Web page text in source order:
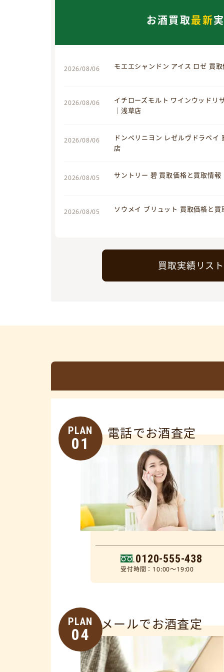
お酒買取最新
2026/08/06 モエエシャンドン アイス ロゼ 買
2026/08/06
イチローズモルト ワインウッドリ
｜浅草店
2026/08/06
ドンペリニヨン レゼルヴドラベイ
店
2026/08/05 サントリー 碧 買取価格と買取情報
2026/08/05 ソウメイ ブリュット 買取価格と買
買取実績リスト
PLAN
01
電話でお酒査定
0120-555-438
受付時間：10:00～19:00
PLAN
04
メールでお酒査定